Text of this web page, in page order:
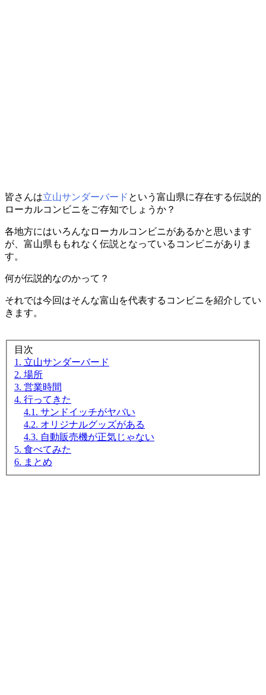
皆さんは立山サンダーバード という富山県に存在する伝説的
ローカルコンビニをご存知でしょうか？
各地方にはいろんなローカルコンビニがあるかと思います
が、富山県ももれなく伝説となっているコンビニがありま
す。
何が伝説的なのかって？
それでは今回はそんな富山を代表するコンビニを紹介してい
きます。
目次
1. 立山サンダーバード
2. 場所
3. 営業時間
4. 行ってきた
4.1. サンドイッチがヤバい
4.2. オリジナルグッズがある
4.3. 自動販売機が正気じゃない
5. 食べてみた
6. まとめ